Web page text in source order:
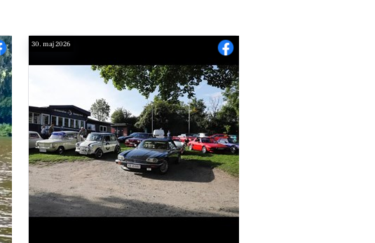
30. maj 2026